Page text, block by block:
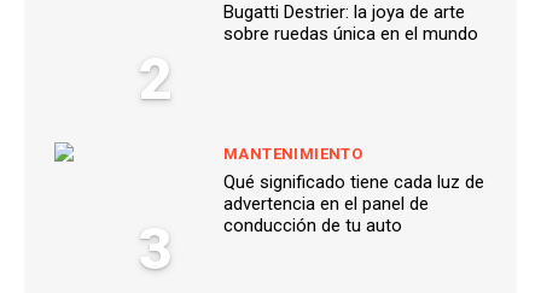
2
Bugatti Destrier: la joya de arte
sobre ruedas única en el mundo
3
MANTENIMIENTO
Qué significado tiene cada luz de
advertencia en el panel de
conducción de tu auto